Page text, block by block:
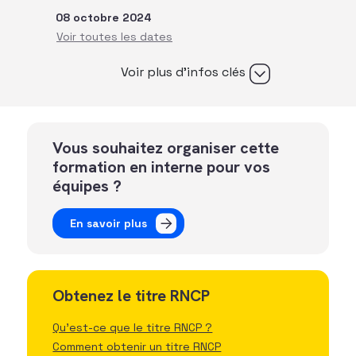
08 octobre 2024
Voir plus d’infos clés
Vous souhaitez organiser cette
formation en interne pour vos
équipes ?
En savoir plus
Obtenez le titre RNCP
Qu'est-ce que le titre RNCP ?
Comment obtenir un titre RNCP